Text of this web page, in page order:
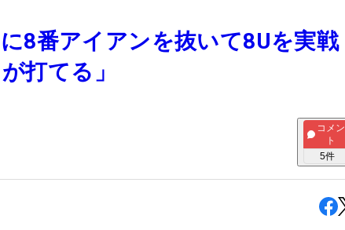
8番アイアンを抜いて8Uを実戦
打てる」
コメン
ト
5件